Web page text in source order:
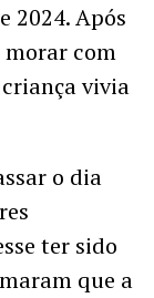
2024. Após
morar com
vivia
o dia
ter sido
que a